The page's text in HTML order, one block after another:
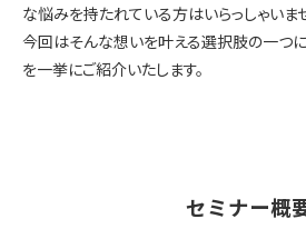
BtoBマーケティング基礎研修
な悩みを持たれている方はいらっしゃいま
今回はそんな想いを叶える選択肢の一つ
を一挙にご紹介いたします。
セミナー概